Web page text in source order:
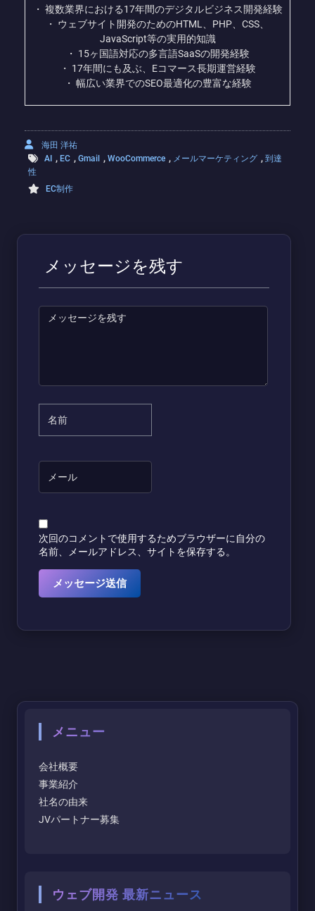
・ 複数業界における17年間のデジタルビジネス開発経験
・ ウェブサイト開発のためのHTML、PHP、CSS、
JavaScript等の実用的知識
・ 15ヶ国語対応の多言語SaaSの開発経験
・ 17年間にも及ぶ、Eコマース長期運営経験
・ 幅広い業界でのSEO最適化の豊富な経験
海田 洋祐
AI , EC , Gmail , WooCommerce , メールマーケティング , 到達
性
EC制作
メッセージを残す
次回のコメントで使用するためブラウザーに自分の
名前、メールアドレス、サイトを保存する。
メニュー
会社概要
事業紹介
社名の由来
JVパートナー募集
ウェブ開発 最新ニュース